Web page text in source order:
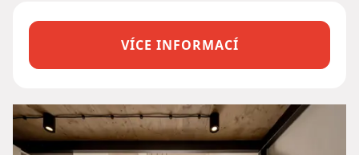
VÍCE INFORMACÍ